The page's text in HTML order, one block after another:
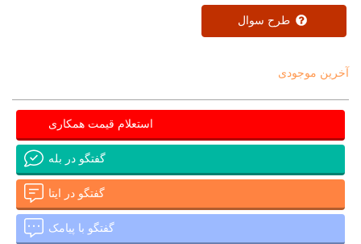
طرح سوال
آخرین موجودی
استعلام قیمت همکاری
گفتگو در بله
گفتگو در ایتا
گفتگو با پیامک